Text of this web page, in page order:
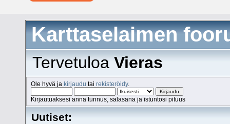
Karttaselaimen
TervetuloaVieras
Ole hyvä jakirjaudu tairekisteröidy.
Kirjautuaksesi anna tunnus, salasana ja istuntosi pituus
Uutiset: